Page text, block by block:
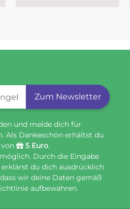
Zum Newsletter
und melde dich für
Als Dankeschön erhältst du
5 Euro.
Durch die Eingabe
erklärst du dich ausdrücklich
wir deine Daten gemäß
aufbewahren.